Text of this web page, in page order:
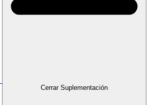
Cerrar Suplementación